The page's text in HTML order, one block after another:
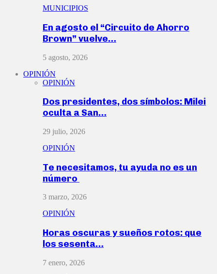
MUNICIPIOS
En agosto el “Circuito de Ahorro
Brown” vuelve…
5 agosto, 2026
OPINIÓN
OPINIÓN
Dos presidentes, dos símbolos: Milei
oculta a San…
29 julio, 2026
OPINIÓN
Te necesitamos, tu ayuda no es un
número
3 marzo, 2026
OPINIÓN
Horas oscuras y sueños rotos: que
los sesenta…
7 enero, 2026